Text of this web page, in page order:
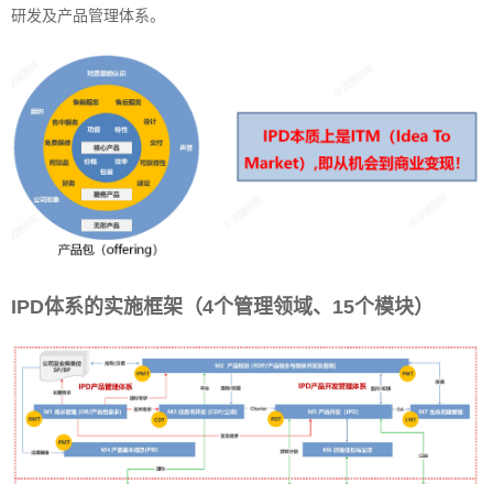
研发及产品管理体系。
IPD体系的实施框架 （4个管理领域、15个模块）